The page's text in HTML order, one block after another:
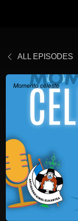
ALL EPISODES